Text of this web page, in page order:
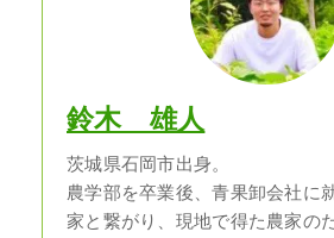
鈴木 雄人
茨城県石岡市出身。
農学部を卒業後、青果卸会社に
家と繋がり、現地で得た農家の